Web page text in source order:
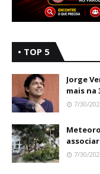
• TOP 5
Jorge
mais na
7/30/
7/30/